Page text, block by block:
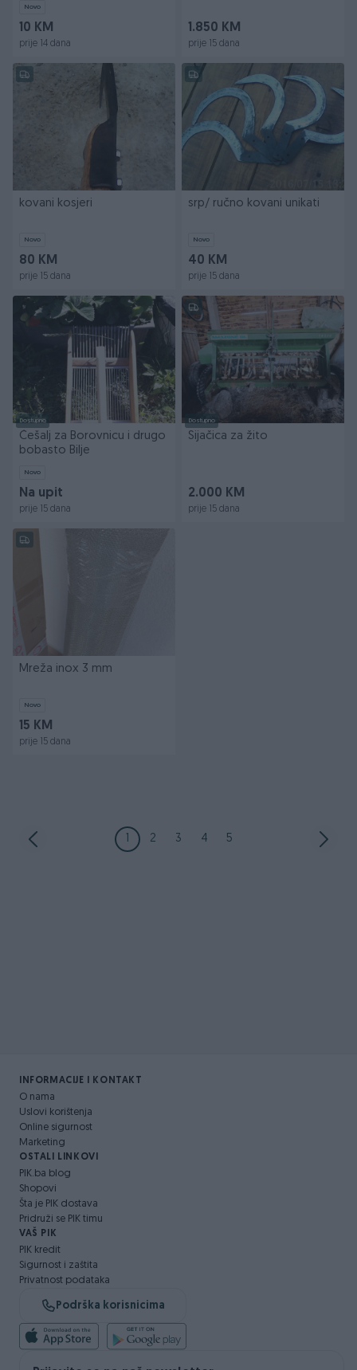
Novo
10 KM
prije 14 dana
1.850 KM
prije 15 dana
kovani kosjeri
Novo
80 KM
prije 15 dana
srp/ ručno kovani unikati
Novo
40 KM
prije 15 dana
Dostupno
Češalj za Borovnicu i drugo
bobasto Bilje
Novo
Na upit
prije 15 dana
Dostupno
Sijačica za žito
2.000 KM
prije 15 dana
Mreža inox 3 mm
Novo
15 KM
prije 15 dana
1 2 3 4 5
INFORMACIJE I KONTAKT
O nama
Uslovi korištenja
Online sigurnost
Marketing
OSTALI LINKOVI
PIK.ba blog
Shopovi
Šta je PIK dostava
Pridruži se PIK timu
VAŠ PIK
PIK kredit
Sigurnost i zaštita
Privatnost podataka
Podrška korisnicima